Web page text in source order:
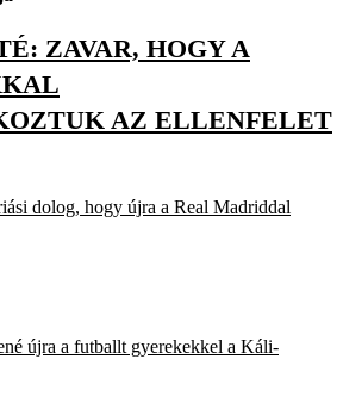
ZAVAR, HOGY A
AZ ELLENFELET
dolog, hogy újra a Real Madriddal
újra a futballt gyerekekkel a Káli-